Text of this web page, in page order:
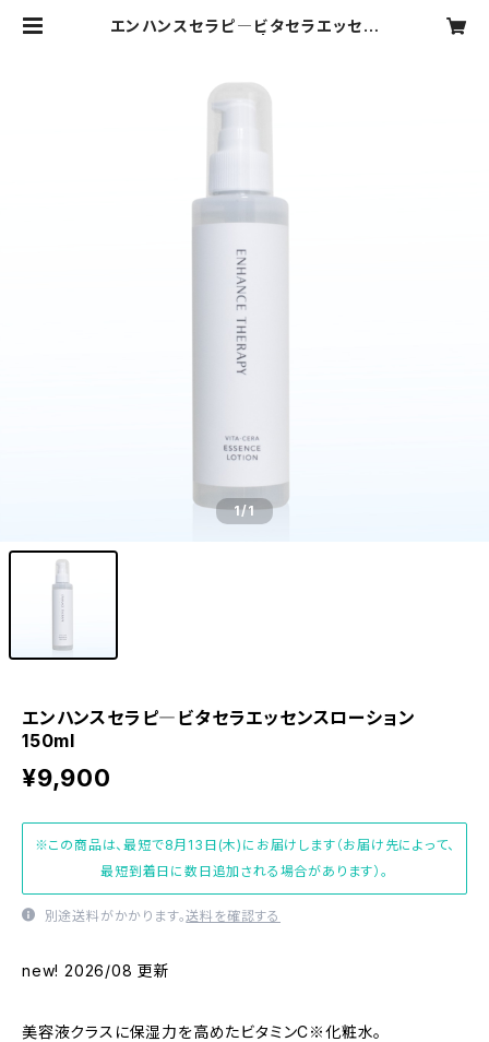
エンハンスセラピ―ビタセラエッセン
1/1
エンハンスセラピ―ビタセラエッセンスローション
150ml
¥9,900
※この商品は、最短で8月13日(木)にお届けします（お届け先によって、
最短到着日に数日追加される場合があります）。
別途送料がかかります。送料を確認する
new! 2026/08 更新
美容液クラスに保湿力を高めたビタミンC※化粧水。